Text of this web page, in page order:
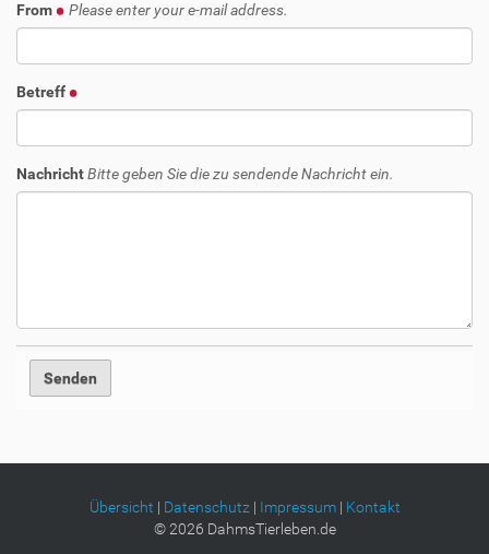
From Please enter your e-mail address.
Betreff
NachrichtBitte geben Sie die zu sendende Nachricht ein.
Übersicht | Datenschutz| Impressum| Kontakt
©2026 DahmsTierleben.de